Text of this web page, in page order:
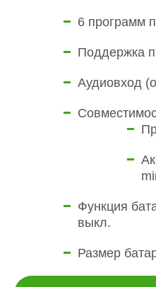
6 программ
Поддержка
Аудиовход
Функция
выкл.
Размер